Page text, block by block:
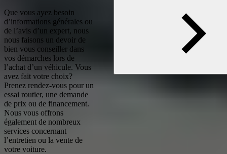
Que vous ayez besoin
d’informations générales ou
de l’avis d’un expert, nous
nous faisons un devoir de
bien vous conseiller dans
vos démarches lors de
l’achat d’un véhicule. Vous
avez fait votre choix?
Prenez rendez-vous pour un
essai routier, une demande
de prix ou de financement.
Nous vous offrons
également de nombreux
services concernant
l’entretien ou la vente de
votre voiture.